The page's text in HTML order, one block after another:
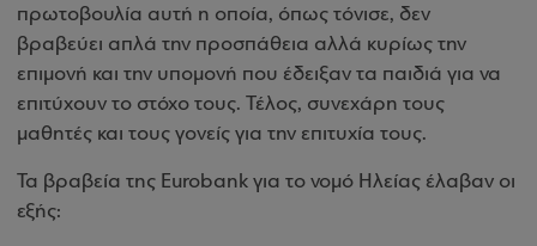
πρωτοβουλία αυτή η οποία, όπως τόνισε, δεν
βραβεύει απλά την προσπάθεια αλλά κυρίως την
επιμονή και την υπομονή που έδειξαν τα παιδιά για να
επιτύχουν το στόχο τους. Τέλος, συνεχάρη τους
μαθητές και τους γονείς για την επιτυχία τους.
Τα βραβεία της Eurobank για το νομό Ηλείας έλαβαν οι
εξής: